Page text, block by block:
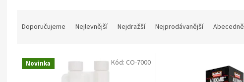
n
Doporučujeme Nejlevnější Nejdražší Nejprodávanější Abecedně
V Novinka Kód: CO-7000